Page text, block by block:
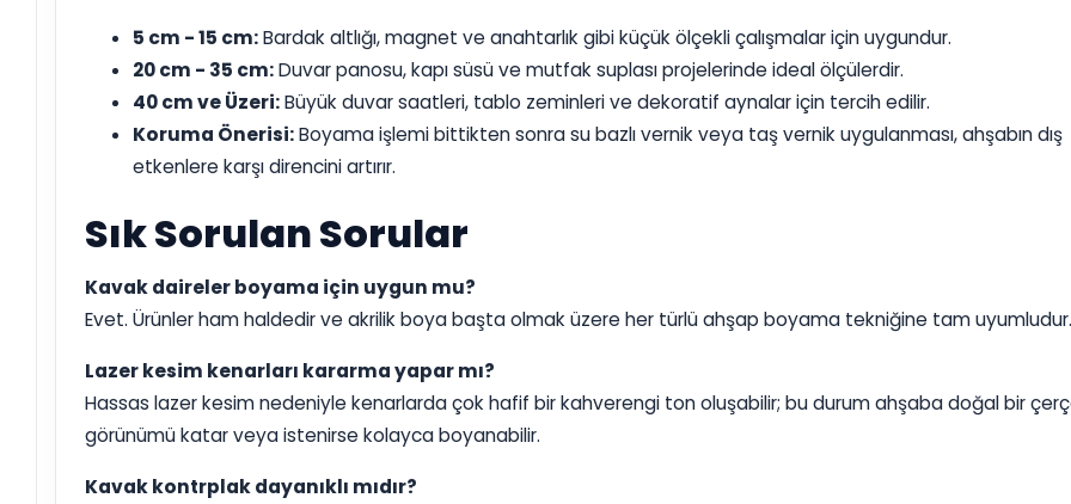
5 cm - 15 cm:Bardak altlığı, magnet ve anahtarlık gibi küçük ölçekli çalışmalar için uygundur.
20 cm - 35 cm:Duvar panosu, kapı süsü ve mutfak suplası projelerinde ideal ölçülerdir.
40 cm ve Üzeri:Büyük duvar saatleri, tablo zeminleri ve dekoratif aynalar için tercih edilir.
Koruma Önerisi:Boyama işlemi bittikten sonra su bazlı vernik veya taş vernik uygulanması, ahşabın dış
etkenlere karşı direncini artırır.
Sık Sorulan Sorular
Kavak daireler boyama için uygun mu?
Evet. Ürünler ham haldedir ve akrilik boya başta olmak üzere her türlü ahşap boyama tekniğine tam uyumludur.
Lazer kesim kenarları kararma yapar mı?
Hassas lazer kesim nedeniyle kenarlarda çok hafif bir kahverengi ton oluşabilir; bu durum ahşaba doğal bir
görünümü katar veya istenirse kolayca boyanabilir.
Kavak kontrplak dayanıklı mıdır?